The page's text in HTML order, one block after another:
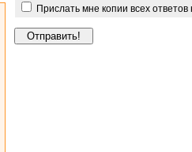
Прислать мне копии всех